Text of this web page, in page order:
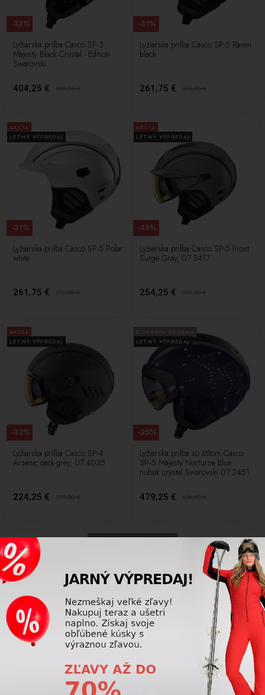
Lyžiarska prilba Casco SP-3
Majesty Black Crystal - Edition
Swarovski
404,25 € 599,00€
-33%
Lyžiarska prilba Casco SP-5 Raven
black
261,75 € 379,00€
-31%
AKCIA
LETNÝ VÝPREDAJ
Lyžiarska prilba Casco SP-5 Polar
white
261,75 € 379,00€
-31%
AKCIA
LETNÝ VÝPREDAJ
Lyžiarska prilba Casco SP-5 Frost
Surge Gray, 07.3417
254,25 € 379,00€
-33%
AKCIA
LETNÝ VÝPREDAJ
Lyžiarska prilba Casco SP-4
Arsenic dark-grey, 07.4035
224,25 € 329,00€
-32%
LETNÝ VÝPREDAJ
Lyžiarska prilba so štítom Casco
SP-6 Majesty Nocturne blue
nubuk crystal Swarovski 07.2451
479,25 € 639,00€
-25%
1 2
Luxus na svahu? Žiadny problém. Značka Casco a Indigo sa môže
pýšiť svojim jedinečným vzhľadom a kvalitou, ktorú ponúka pri
lyžiarskych prilbách. Použitím luxusných komponentov akými sú
kryštály Swarovski, pravé drevo či nubuková koža śu tieto prilby